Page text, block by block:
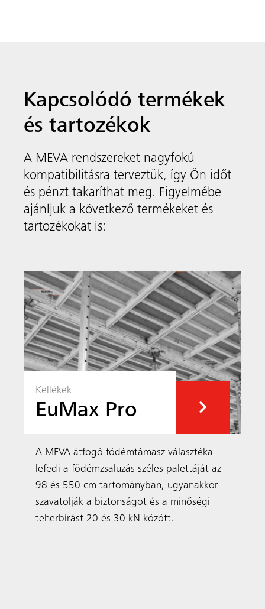
Kellékek
EuMax Pro
lefedi a födémzsaluzás széles palettáját az
98 és 550 cm tartományban, ugyanakkor
szavatolják a biztonságot és a minőségi
teherbírást 20 és 30 kN között.